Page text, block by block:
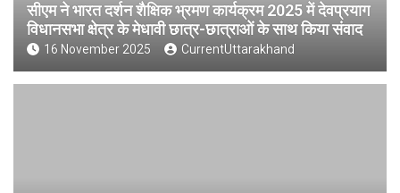
सीएम ने भारत दर्शन शैक्षिक भ्रमण कार्यक्रम 2025 में देवप्रयाग
विधानसभा क्षेत्र के मेधावी छात्र-छात्राओं के साथ किया संवाद
16 November 2025 CurrentUttarakhand